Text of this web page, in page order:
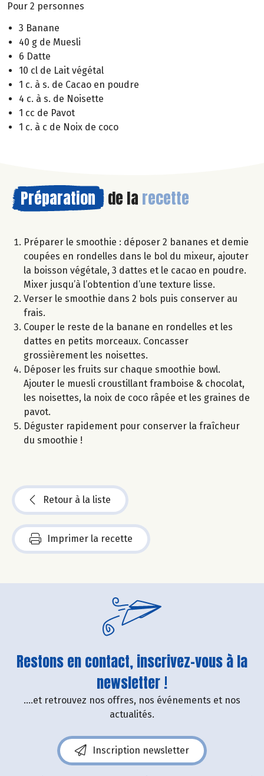
Pour 2 personnes
3 Banane
40 g de Muesli
6 Datte
10 cl de Lait végétal
1 c. à s. de Cacao en poudre
4 c. à s. de Noisette
1 cc de Pavot
1 c. à c de Noix de coco
Préparation de la recette
Préparer le smoothie : déposer 2 bananes et demie
coupées en rondelles dans le bol du mixeur, ajouter
la boisson végétale, 3 dattes et le cacao en poudre.
Mixer jusqu’à l’obtention d’une texture lisse.
Verser le smoothie dans 2 bols puis conserver au
frais.
Couper le reste de la banane en rondelles et les
dattes en petits morceaux. Concasser
grossièrement les noisettes.
Déposer les fruits sur chaque smoothie bowl.
Ajouter le muesli croustillant framboise & chocolat,
les noisettes, la noix de coco râpée et les graines de
pavot.
Déguster rapidement pour conserver la fraîcheur
du smoothie !
Retour à la liste
Imprimer la recette
Restons en contact, inscrivez-vous à la
newsletter !
....et retrouvez nos offres, nos événements et nos
actualités.
Inscription newsletter